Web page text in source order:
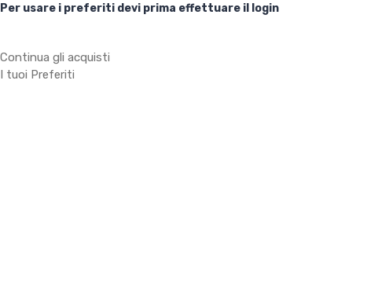
Per usare i preferiti devi prima effettuare il login
Continua gli acquisti
I tuoi Preferiti